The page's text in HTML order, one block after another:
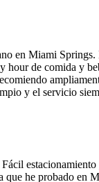
en Miami Springs.
hour de comida y
y el servicio
que he probado en